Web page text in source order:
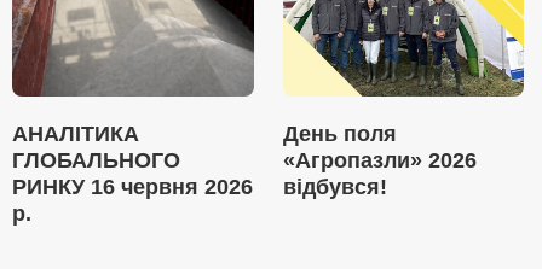
АНАЛІТИКА
ГЛОБАЛЬНОГО
РИНКУ 16 червня 2026
р.
День поля
«Агропазли» 2026
відбувся!